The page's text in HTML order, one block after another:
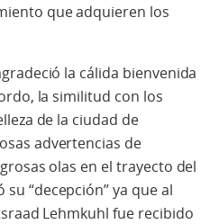
que adquieren los
la cálida bienvenida
la similitud con los
de la ciudad de
advertencias de
olas en el trayecto del
“decepción” ya que al
Lehmkuhl fue recibido